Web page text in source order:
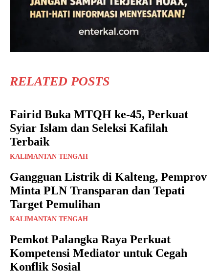
RELATED POSTS
Fairid Buka MTQH ke-45, Perkuat
Syiar Islam dan Seleksi Kafilah
Terbaik
KALIMANTAN TENGAH
Gangguan Listrik di Kalteng, Pemprov
Minta PLN Transparan dan Tepati
Target Pemulihan
KALIMANTAN TENGAH
Pemkot Palangka Raya Perkuat
Kompetensi Mediator untuk Cegah
Konflik Sosial